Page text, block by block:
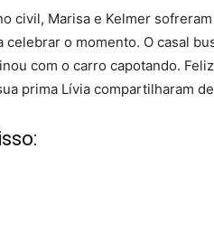
civil, Marisa e Kelmer
celebrar o momento. O casal
com o carro capotando.
prima Lívia compartilharam